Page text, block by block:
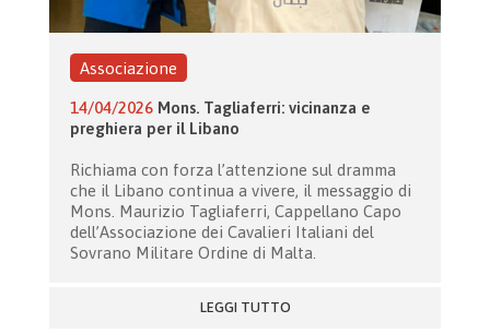
Associazione
14/04/2026 Mons. Tagliaferri: vicinanza e
preghiera per il Libano
Richiama con forza l’attenzione sul dramma
che il Libano continua a vivere, il messaggio di
Mons. Maurizio Tagliaferri, Cappellano Capo
dell’Associazione dei Cavalieri Italiani del
Sovrano Militare Ordine di Malta.
LEGGI TUTTO